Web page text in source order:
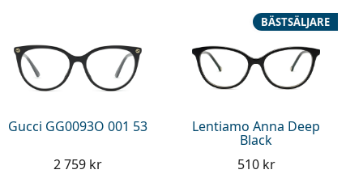
Gucci GG0093O 001 53
2 759 kr
Lentiamo Anna Deep
Black
BÄSTSÄLJARE
510 kr